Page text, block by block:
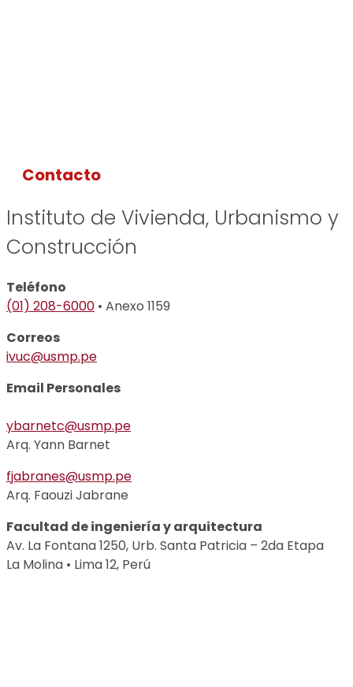
Contacto
Instituto de Vivienda, Urbanismo y
Construcción
Teléfono
(01) 208-6000 • Anexo 1159
Correos
ivuc@usmp.pe
Email Personales
ybarnetc@usmp.pe
Arq. Yann Barnet
fjabranes@usmp.pe
Arq. Faouzi Jabrane
Facultad de ingeniería y arquitectura
Av. La Fontana 1250, Urb. Santa Patricia – 2da Etapa
La Molina • Lima 12, Perú